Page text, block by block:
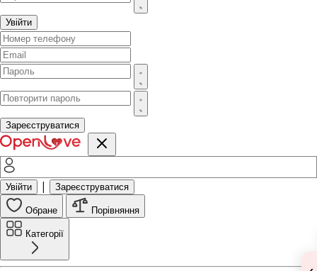
Увійти
Зареєструватися
Увійти | Зареєструватися
Обране Порівняння
Категорії